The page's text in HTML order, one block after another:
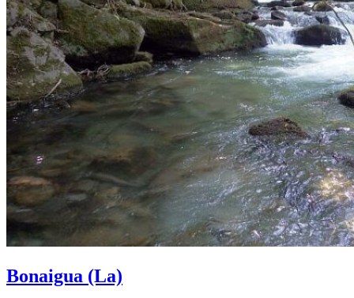
Bonaigua (La)